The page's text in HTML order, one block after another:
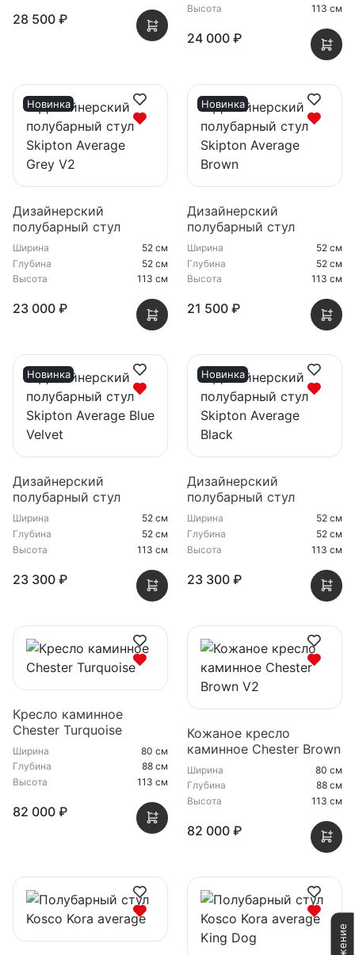
28 500 ₽
Высота
113 см
24 000 ₽
Новинка
Дизайнерский
полубарный стул
Skipton Average Grey V2
Ширина
52 см
Глубина
52 см
Высота
113 см
23 000 ₽
Новинка
Дизайнерский
полубарный стул
Skipton Average Brown
Ширина
52 см
Глубина
52 см
Высота
113 см
21 500 ₽
Новинка
Дизайнерский
полубарный стул
Skipton Average Blue
Velvet
Ширина
52 см
Глубина
52 см
Высота
113 см
23 300 ₽
Новинка
Дизайнерский
полубарный стул
Skipton Average Black
Ширина
52 см
Глубина
52 см
Высота
113 см
23 300 ₽
Кресло каминное
Chester Turquoise
Ширина
80 см
Глубина
88 см
Высота
113 см
82 000 ₽
Кожаное кресло
каминное Chester Brown
V2
Ширина
80 см
Глубина
88 см
Высота
113 см
82 000 ₽